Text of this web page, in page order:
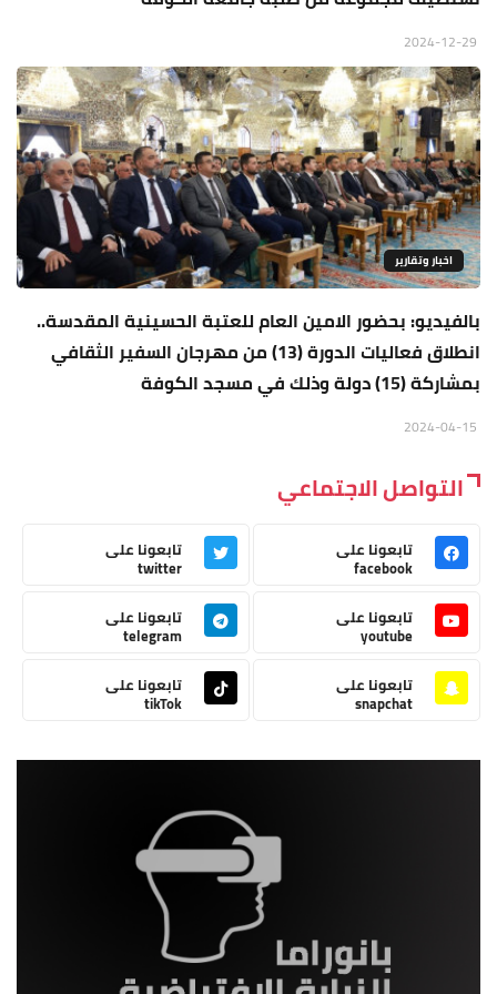
اخبار وتقارير
بالفيديو: بحضور الامين العام للعتبة الحسينية المقدسة..
انطلاق فعاليات الدورة (13) من مهرجان السفير الثقافي
بمشاركة (15) دولة وذلك في مسجد الكوفة
التواصل الاجتماعي
تابعونا على
facebook
تابعونا على
twitter
تابعونا على
youtube
تابعونا على
telegram
تابعونا على
snapchat
تابعونا على
tikTok